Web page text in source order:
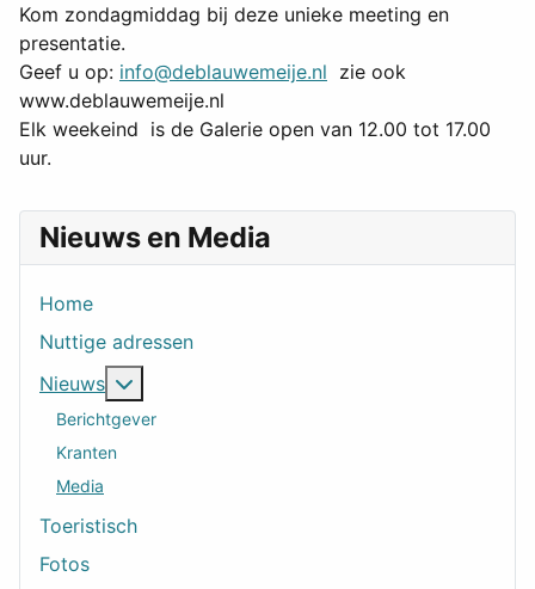
Nieuws en Media
Home
Nuttige adressen
Nieuws
Berichtgever
Kranten
Media
Toeristisch
Fotos
Kom zondagmiddag bij deze unieke meeting en
presentatie.
Geef u op: info@deblauwemeije.nl zie ook
www.deblauwemeije.nl
Elk weekeind is de Galerie open van 12.00 tot 17.00
uur.